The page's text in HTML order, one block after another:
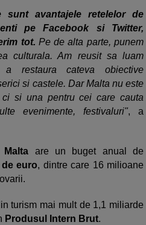
sunt avantajele retelelor de
pe Facebook si Twitter,
tot. Pe de alta parte, punem
culturala. Am reusit sa luam
a restaura cateva obiective
si castele. Dar Malta nu este
si una pentru cei care cauta
evenimente, festivaluri", a
are un buget anual de
euro, dintre care 16 milioane
turism mai mult de 1,1 miliarde
Produsul Intern Brut.